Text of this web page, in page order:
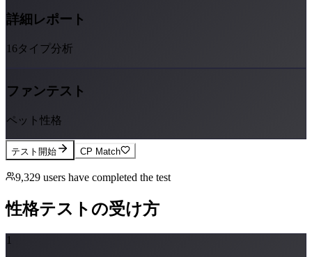
詳細レポート
16タイプ分析
ファンテスト
ペット性格
テスト開始 CP Match
9,329 users have completed the test
性格テストの受け方
1